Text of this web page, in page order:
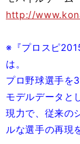
http://
※『プロスピ
は。
プロ野球選手を
モデルデータと
現力で、従来の
ルな選手の再現